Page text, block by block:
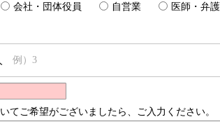
会社・団体役員 自営業 医師・弁
例）3
てご希望がございましたら、ご入力ください。